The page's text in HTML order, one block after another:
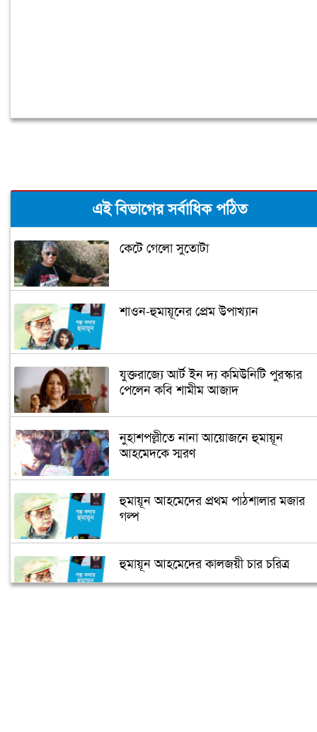
এই বিভাগের সর্বাধিক পঠিত
কেটে গেলো সুতোটা
শাওন-হুমায়ূনের প্রেম উপাখ্যান
যুক্তরাজ্যে আর্ট ইন দ্য কমিউনিটি পুরস্কার
পেলেন কবি শামীম আজাদ
নুহাশপল্লীতে নানা আয়োজনে হুমায়ূন
আহমেদকে স্মরণ
হুমায়ূন আহমেদের প্রথম পাঠশালার মজার
গল্প
হুমায়ূন আহমেদের কালজয়ী চার চরিত্র